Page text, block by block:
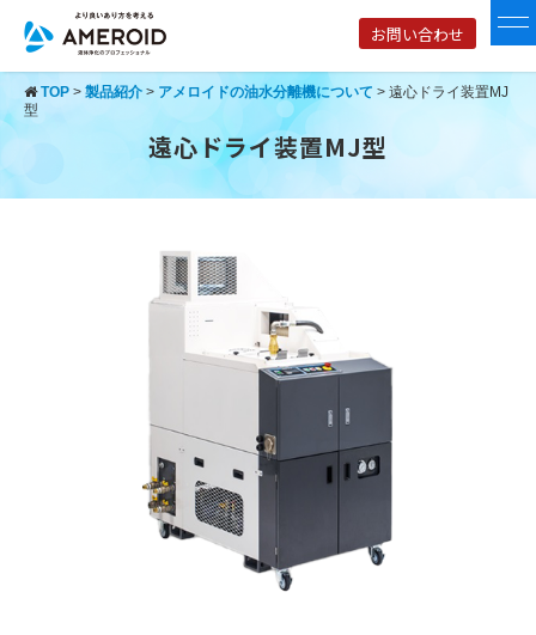
お問い合わせ
TOP > 製品紹介 > アメロイドの油水分離機について > 遠心ドライ装置MJ
型
遠心ドライ装置MJ型